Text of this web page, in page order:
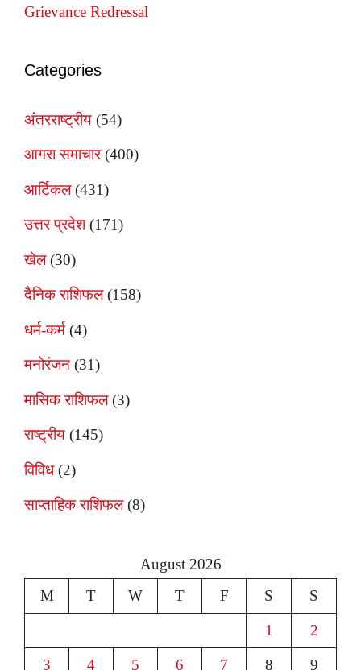
Grievance Redressal
Categories
अंतरराष्ट्रीय (54)
आगरा समाचार(400)
आर्टिकल(431)
उत्तर प्रदेश(171)
खेल(30)
दैनिक राशिफल(158)
धर्म-कर्म (4)
मनोरंजन (31)
मासिक राशिफल(3)
राष्ट्रीय (145)
विविध(2)
साप्ताहिक राशिफल(8)
August 2026
M
T W T F S S
1 2
3 4 5 6 7 8 9